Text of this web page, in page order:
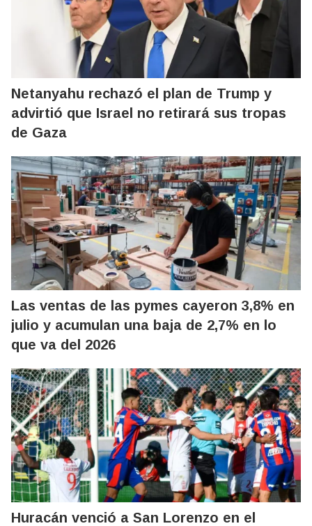
Netanyahu rechazó el plan de Trump y
advirtió que Israel no retirará sus tropas
de Gaza
Las ventas de las pymes cayeron 3,8% en
julio y acumulan una baja de 2,7% en lo
que va del 2026
Huracán venció a San Lorenzo en el